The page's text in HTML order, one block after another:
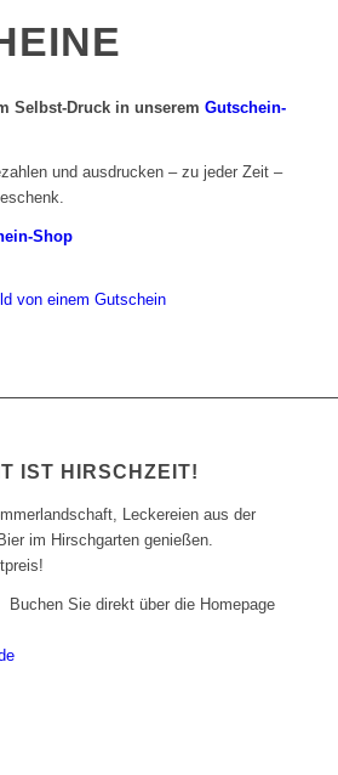
Selbst-Druck in unserem Gutschein-
und ausdrucken – zu jeder Zeit –
Shop
IST HIRSCHZEIT!
Leckereien aus der
im Hirschgarten genießen.
Buchen Sie direkt über die Homepage